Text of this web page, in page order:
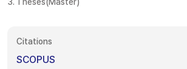
Citations
SCOPUS